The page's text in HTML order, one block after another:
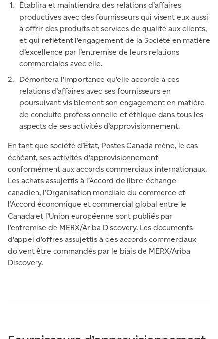
Établira et maintiendra des relations d’affaires
productives avec des fournisseurs qui visent eux aussi
à offrir des produits et services de qualité aux clients,
et qui reflètent l’engagement de la Société en matière
d’excellence par l’entremise de leurs relations
commerciales avec elle.
Démontera l’importance qu’elle accorde à ces
relations d’affaires avec ses fournisseurs en
poursuivant visiblement son engagement en matière
de conduite professionnelle et éthique dans tous les
aspects de ses activités d’approvisionnement.
En tant que société d’État, Postes Canada mène, le cas
échéant, ses activités d’approvisionnement
conformément aux accords commerciaux internationaux.
Les achats assujettis à l’Accord de libre-échange
canadien, l’Organisation mondiale du commerce et
l’Accord économique et commercial global entre le
Canada et l’Union européenne sont publiés par
l’entremise de MERX/Ariba Discovery. Les documents
d’appel d’offres assujettis à des accords commerciaux
doivent être commandés par le biais de MERX/Ariba
Discovery.